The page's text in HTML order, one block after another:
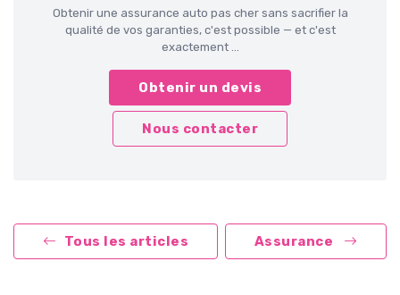
Obtenir une assurance auto pas cher sans sacrifier la
qualité de vos garanties, c'est possible — et c'est
exactement ...
Obtenir un devis
Nous contacter
Tous les articles Assurance